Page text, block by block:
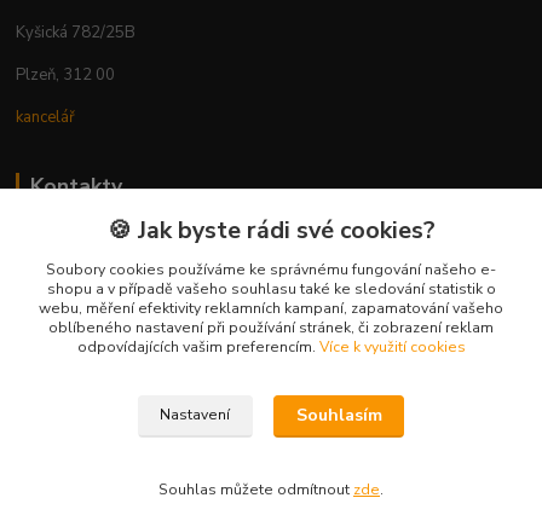
Kyšická 782/25B
Plzeň, 312 00
kancelář
Kontakty
Ing. Michal Vaněk
+420 603 332 100
(Po-Pá, 10-17 hod.)
info@vyhodnynakup.eu
🍪 Jak byste rádi své cookies?
Soubory cookies používáme ke správnému fungování našeho e-
shopu a v případě vašeho souhlasu také ke sledování statistik o
webu, měření efektivity reklamních kampaní, zapamatování vašeho
oblíbeného nastavení při používání stránek, či zobrazení reklam
odpovídajících vašim preferencím. Více k využití cookies
Nastavení Souhlasím
Souhlas můžete odmítnout zde.